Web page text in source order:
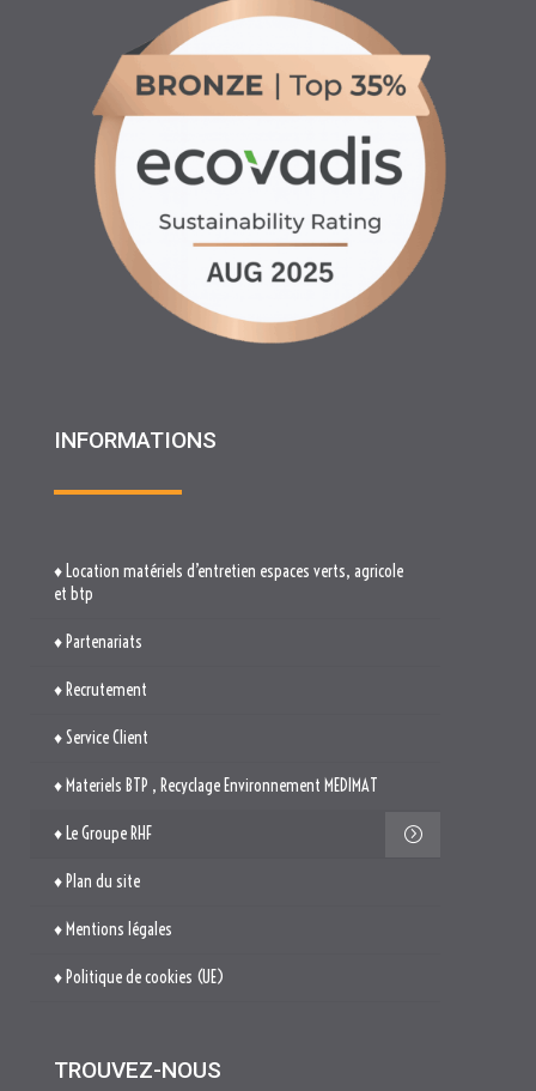
INFORMATIONS
♦ Location matériels d’entretien espaces verts, agricole
et btp
♦ Partenariats
♦ Recrutement
♦ Service Client
♦ Materiels BTP , Recyclage Environnement MEDIMAT
♦ Le Groupe RHF
♦ Plan du site
♦ Mentions légales
♦ Politique de cookies (UE)
TROUVEZ-NOUS